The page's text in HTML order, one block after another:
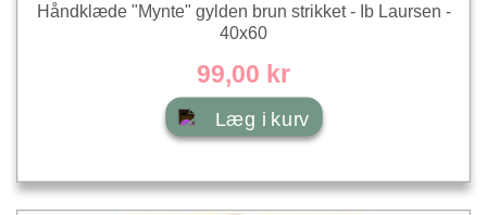
Håndklæde "Mynte" gylden brun strikket - Ib Laursen -
40x60
99,00 kr
Læg i kurv